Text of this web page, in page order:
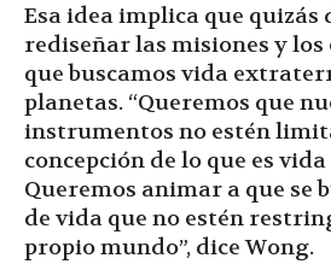
Esa idea implica que quizás
rediseñar las misiones y los
que buscamos vida
planetas. “Queremos que
instrumentos no estén
concepción de lo que es
Queremos animar a que se
de vida que no estén
propio mundo”, dice Wong.